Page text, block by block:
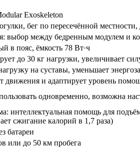
Exoskeleton
бег по пересечённой
выбор между бедренным модулем и
в пояс, ёмкость 78 Вт·ч
до 30 кг нагрузки, увеличивает
на суставы, уменьшает
движения и адаптирует уровень
одновременно, возможна
интеллектуальная помощь для
сжигание калорий в 1,7 раза)
батареи
или до 50 км пробега